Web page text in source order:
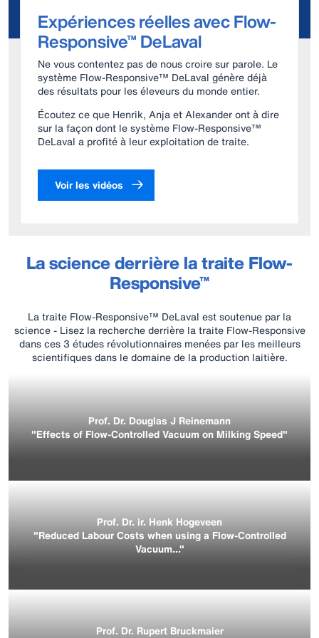
Expériences réelles avec Flow-
Responsive™ DeLaval
Ne vous contentez pas de nous croire sur parole. Le
système Flow-Responsive™ DeLaval génère déjà
des résultats pour les éleveurs du monde entier.
Écoutez ce que Henrik, Anja et Alexander ont à dire
sur la façon dont le système Flow-Responsive™
DeLaval a profité à leur exploitation de traite.
Voir les vidéos
La science derrière la traite Flow-
Responsive™
La traite Flow-Responsive™ DeLaval est soutenue par la
science - Lisez la recherche derrière la traite Flow-Responsive
dans ces 3 études révolutionnaires menées par les meilleurs
scientifiques dans le domaine de la production laitière.
Prof. Dr. Douglas J Reinemann
"Effects of Flow-Controlled Vacuum on Milking Speed"
Prof. Dr. ir. Henk Hogeveen
"Reduced Labour Costs when using a Flow-Controlled
Vacuum..."
Prof. Dr. Rupert Bruckmaier